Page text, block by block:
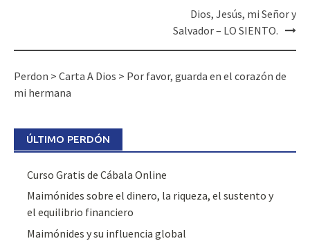
Dios, Jesús, mi Señor y
Salvador – LO SIENTO.
Perdon > Carta A Dios > Por favor, guarda en el corazón de
mi hermana
ÚLTIMO PERDÓN
Curso Gratis de Cábala Online
Maimónides sobre el dinero, la riqueza, el sustento y
el equilibrio financiero
Maimónides y su influencia global